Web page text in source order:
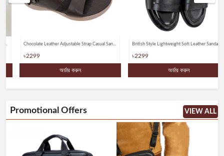
Chocolate Leather Adjustable Strap Casual Sandal For Mens
৳2299
অর্ডার করুন
British Style Lightweight Soft Leather Sandals
৳2299
অর্ডার করুন
Promotional Offers VIEW ALL